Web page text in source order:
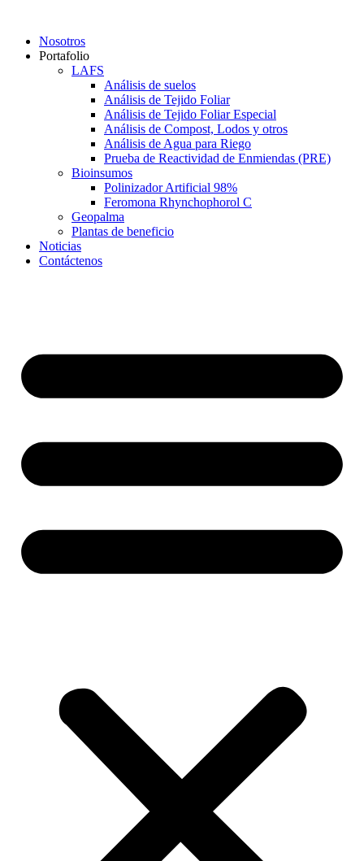
contenidoNosotros
Portafolio
LAFS
Análisis de suelos
Análisis de Tejido Foliar
Análisis de Tejido Foliar Especial
Análisis de Compost, Lodos y otros
Análisis de Agua para Riego
Prueba de Reactividad de Enmiendas (PRE)
Bioinsumos
Polinizador Artificial 98%
Feromona Rhynchophorol C
Geopalma
Plantas de beneficio
Noticias
Contáctenos